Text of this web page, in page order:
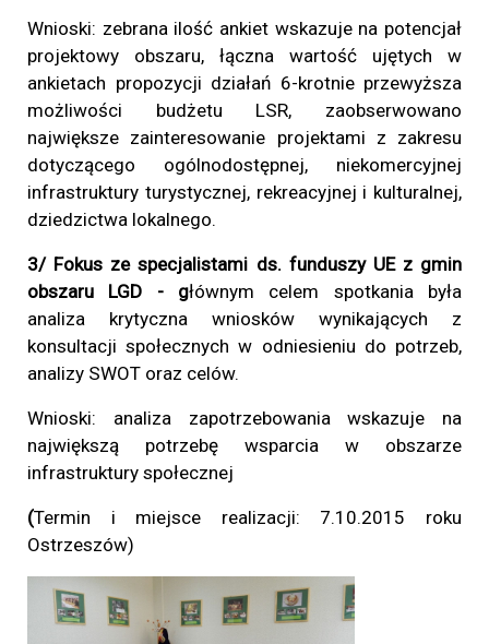
Wnioski: zebrana ilość ankiet wskazuje na potencjał
projektowy obszaru, łączna wartość ujętych w
ankietach propozycji działań 6-krotnie przewyższa
możliwości budżetu LSR, zaobserwowano
największe zainteresowanie projektami z zakresu
dotyczącego ogólnodostępnej, niekomercyjnej
infrastruktury turystycznej, rekreacyjnej i kulturalnej,
dziedzictwa lokalnego.
3/ Fokus ze specjalistami ds. funduszy UE z gmin
obszaru LGD - głównym celem spotkania była
analiza krytyczna wniosków wynikających z
konsultacji społecznych w odniesieniu do potrzeb,
analizy SWOT oraz celów.
Wnioski: analiza zapotrzebowania wskazuje na
największą potrzebę wsparcia w obszarze
infrastruktury społecznej
(Termin i miejsce realizacji: 7.10.2015 roku
Ostrzeszów)